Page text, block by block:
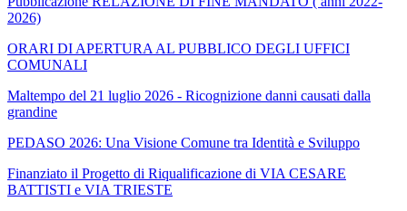
2026)
ORARI DI APERTURA AL PUBBLICO DEGLI UFFICI
COMUNALI
Maltempo del 21 luglio 2026 - Ricognizione danni causati dalla
grandine
PEDASO 2026: Una Visione Comune tra Identità e Sviluppo
Finanziato il Progetto di Riqualificazione di VIA CESARE
BATTISTI e VIA TRIESTE